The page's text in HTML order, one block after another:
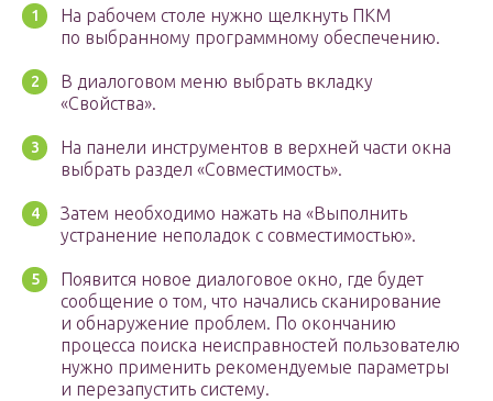
На рабочем столе нужно щелкнуть ПКМ
по выбранному программному обеспечению.
В диалоговом меню выбрать вкладку
«Свойства».
На панели инструментов в верхней части окна
выбрать раздел «Совместимость».
Затем необходимо нажать на «Выполнить
устранение неполадок с совместимостью».
Появится новое диалоговое окно, где будет
сообщение о том, что начались сканирование
и обнаружение проблем. По окончанию
процесса поиска неисправностей пользователю
нужно применить рекомендуемые параметры
и перезапустить систему.